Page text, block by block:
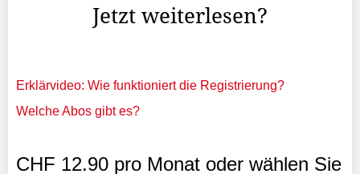
Jetzt weiterlesen?
Erklärvideo: Wie funktioniert die Registrierung?
Welche Abos gibt es?
CHF 12.90 pro Monat oder wählen Sie